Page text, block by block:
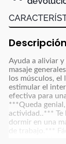
Ayuda a aliviar
masaje
los músculos, el
estimular el
efectiva para
***Queda
actividad..*** Te
dormir en una
de trabajo.***